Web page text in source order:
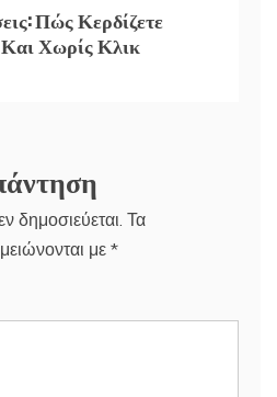
Πώς Κερδίζετε
Χωρίς Κλικ
δημοσιεύεται. Τα
με *